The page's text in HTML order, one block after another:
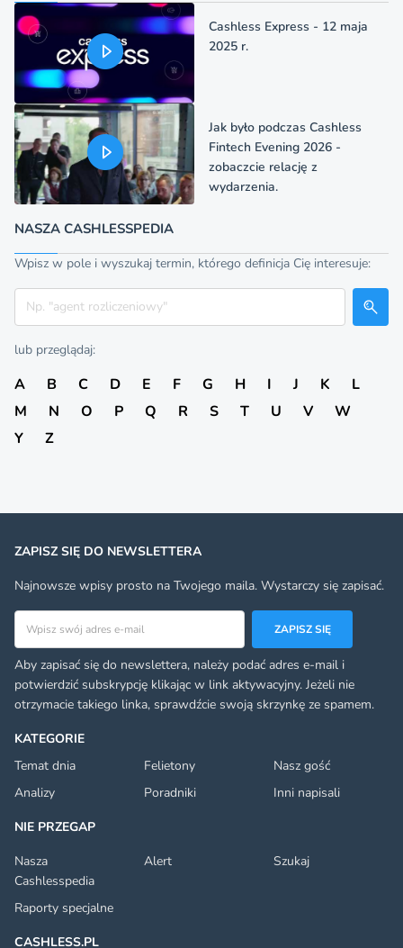
Cashless Express - 12 maja
2025 r.
Jak było podczas Cashless
Fintech Evening 2026 -
zobaczcie relację z
wydarzenia.
NASZA CASHLESSPEDIA
Wpisz w pole i wyszukaj termin, którego definicja Cię interesuje:
Szukaj
lub przeglądaj:
A B C D E F G H I J K
L
M
N O P Q R S T U V
W
Y
Z
KATEGORIE
Temat dnia
Felietony
Nasz gość
Analizy
Poradniki
Inni napisali
NIE PRZEGAP
Nasza
Cashlesspedia
Alert Szukaj
Raporty specjalne
CASHLESS.PL
ZAPISZ SIĘ DO NEWSLETTERA
Najnowsze wpisy prosto na Twojego maila. Wystarczy się zapisać.
Adres email
ZAPISZ SIĘ
Aby zapisać się do newslettera, należy podać adres e-mail i
potwierdzić subskrypcję klikając w link aktywacyjny. Jeżeli nie
otrzymacie takiego linka, sprawdźcie swoją skrzynkę ze spamem.